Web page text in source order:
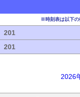
※時刻表は以下の
201
201
2026